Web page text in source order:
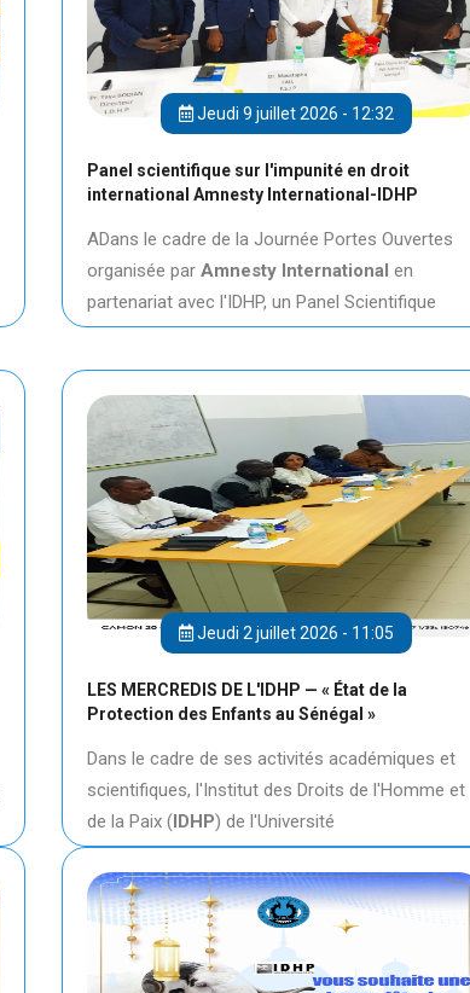
Jeudi 9 juillet 2026 - 12:32
Panel scientifique sur l'impunité en droit
international Amnesty International-IDHP
ADans le cadre de la Journée Portes Ouvertes
organisée par Amnesty International en
partenariat avec l'IDHP, un Panel Scientifique
Jeudi 2 juillet 2026 - 11:05
LES MERCREDIS DE L'IDHP — « État de la
Protection des Enfants au Sénégal »
Dans le cadre de ses activités académiques et
scientifiques, l'Institut des Droits de l'Homme et
de la Paix (IDHP) de l'Université